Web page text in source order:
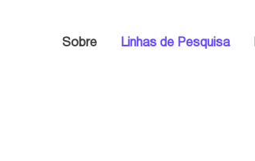
Sobre Linhas de Pesquisa